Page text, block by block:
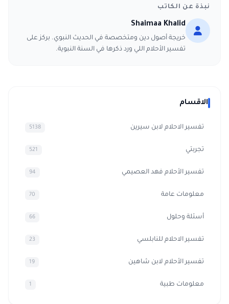
نبذة عن الكاتب
Shaimaa Khalid
خريجة أصول دين ومتخصصة في الحديث النبوي. بركز على
تفسير الأحلام اللي ورد ذكرها في السنة النبوية.
الاقسام
تفسير الاحلام لابن سيرين 5138
تجربتي 521
تفسير الأحلام فهد العصيمي 94
معلومات عامة 70
أسئلة وحلول 66
تفسير الاحلام للنابلسي 23
تفسير الأحلام لابن شاهين 19
معلومات طبية 1